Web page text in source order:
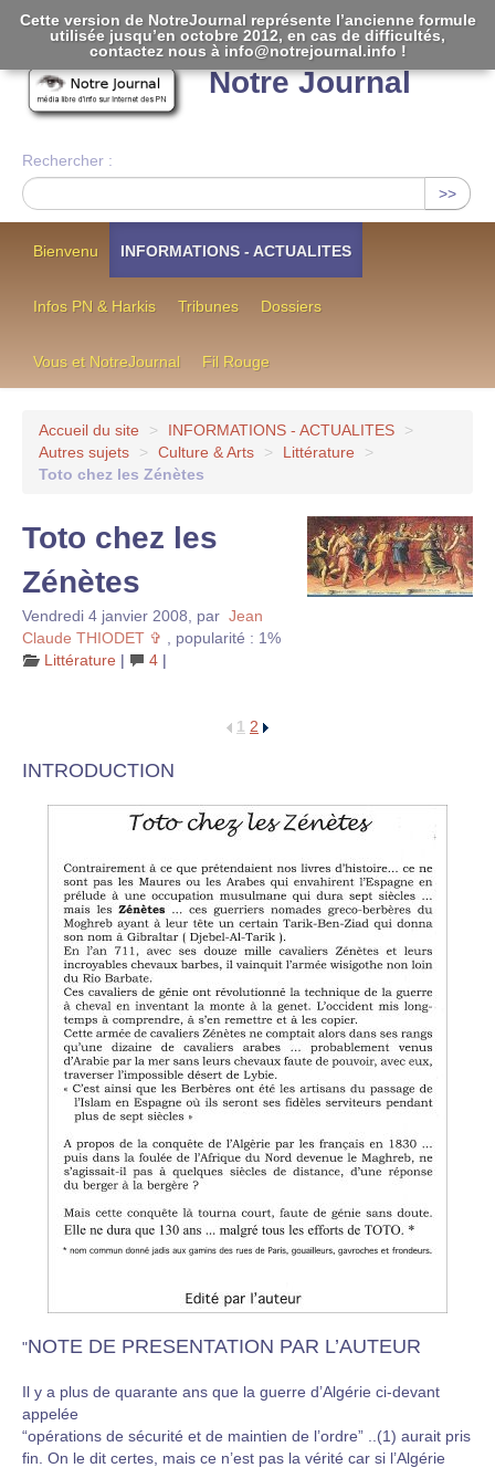
Notre Journal
Rechercher :
>>
Bienvenu INFORMATIONS - ACTUALITES
Infos PN & Harkis Tribunes Dossiers
Vous et NotreJournal Fil Rouge
Accueil du site > INFORMATIONS - ACTUALITES
>
Autres sujets
> Culture & Arts > Littérature
>
Toto chez les Zénètes
Toto chez les
Zénètes
Vendredi 4 janvier 2008 par Jean
Claude THIODET ✞
popularité : 1%
Littérature | 4 |
1 2
INTRODUCTION
"NOTE DE PRESENTATION PAR L’AUTEUR
Il y a plus de quarante ans que la guerre d’Algérie ci-devant
appelée
“opérations de sécurité et de maintien de l’ordre” ..(1) aurait pris
fin. On le dit certes, mais ce n’est pas la vérité car si l’Algérie
Cette version de NotreJournal représente l’ancienne formule
utilisée jusqu’en octobre 2012, en cas de difficultés,
contactez nous à info@notrejournal.info !